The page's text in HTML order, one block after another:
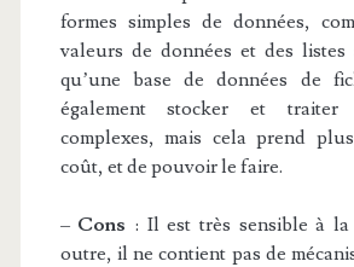
formes simples de données,
valeurs de données et des listes
qu’une base de données de
également stocker et traiter
complexes, mais cela prend
coût, et de pouvoir le faire.
– Cons : Il est très sensible à
outre, il ne contient pas de